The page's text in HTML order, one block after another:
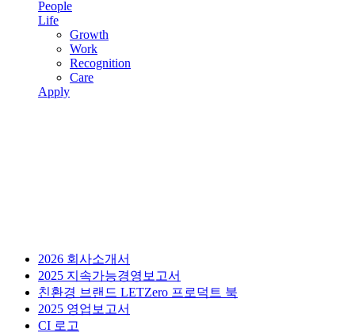
People
Life
Growth
Work
Recognition
Care
Apply
2026 회사소개서
2025 지속가능경영보고서
친환경 브랜드 LETZero 프로덕트 북
2025 영업보고서
CI 로고